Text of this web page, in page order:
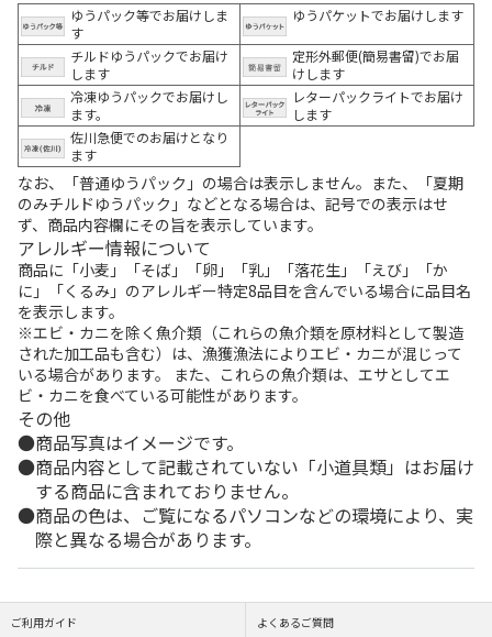
ゆうパック等でお届けしま
す
ゆうパケットでお届けします
チルドゆうパックでお届け
します
定形外郵便(簡易書留)でお届
けします
冷凍ゆうパックでお届けし
ます。
レターパックライトでお届け
します
佐川急便でのお届けとなり
ます
なお、「普通ゆうパック」の場合は表示しません。また、「夏期
のみチルドゆうパック」などとなる場合は、記号での表示はせ
ず、商品内容欄にその旨を表示しています。
アレルギー情報について
商品に「小麦」「そば」「卵」「乳」「落花生」「えび」「か
に」「くるみ」のアレルギー特定8品目を含んでいる場合に品目名
を表示します。
※エビ・カニを除く魚介類（これらの魚介類を原材料として製造
された加工品も含む）は、漁獲漁法によりエビ・カニが混じって
いる場合があります。 また、これらの魚介類は、エサとしてエ
ビ・カニを食べている可能性があります。
その他
商品写真はイメージです。
商品内容として記載されていない「小道具類」はお届け
する商品に含まれておりません。
商品の色は、ご覧になるパソコンなどの環境により、実
際と異なる場合があります。
ご利用ガイド よくあるご質問